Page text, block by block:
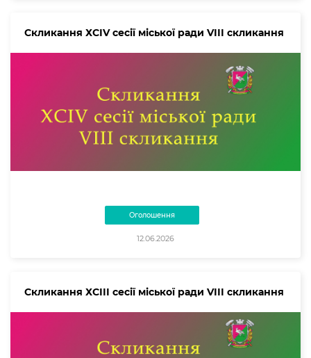
Скликання ХСІV сесії міської ради VІІІ скликання
Оголошення
12.06.2026
Скликання ХСІІІ сесії міської ради VІІІ скликання